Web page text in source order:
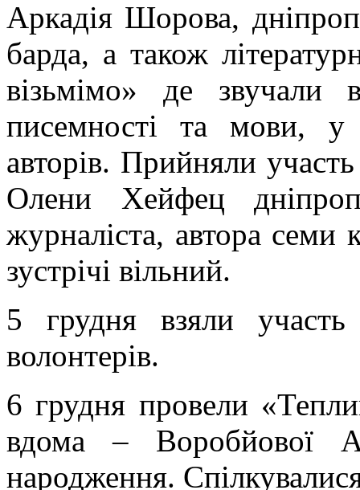
Аркадія Шорова,
барда, а також
візьмімо» де звучали
писемності та мови, у
авторів. Прийняли
Олени Хейфец
журналіста, автора семи
зустрічі вільний.
5 грудня взяли
волонтерів.
6 грудня провели
вдома – Воробйової
народження.